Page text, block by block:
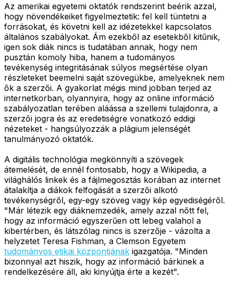
Az amerikai egyetemi oktatók rendszerint beérik azzal,
hogy növendékeiket figyelmeztetik: fel kell tüntetni a
forrásokat, és követni kell az idézetekkel kapcsolatos
általános szabályokat. Ám ezekből az esetekből kitűnik,
igen sok diák nincs is tudatában annak, hogy nem
pusztán komoly hiba, hanem a tudományos
tevékenység integritásának súlyos megsértése olyan
részleteket beemelni saját szövegükbe, amelyeknek nem
ők a szerzői. A gyakorlat mégis mind jobban terjed az
internetkorban, olyannyira, hogy az online információ
szabályozatlan terében aláássa a szellemi tulajdonra, a
szerzői jogra és az eredetiségre vonatkozó eddigi
nézeteket - hangsúlyozzák a plágium jelenségét
tanulmányozó oktatók.
A digitális technológia megkönnyíti a szövegek
átemelését, de ennél fontosabb, hogy a Wikipedia, a
világhálós linkek és a fájlmegosztás korában az internet
átalakítja a diákok felfogását a szerzői alkotó
tevékenységről, egy-egy szöveg vagy kép egyediségéről.
"Már létezik egy diáknemzedék, amely azzal nőtt fel,
hogy az információ egyszerűen ott lebeg valahol a
kibertérben, és látszólag nincs is szerzője - vázolta a
helyzetet Teresa Fishman, a Clemson Egyetem
tudományos etikai központjának igazgatója. "Minden
bizonnyal azt hiszik, hogy az információ bárkinek a
rendelkezésére áll, aki kinyújtja érte a kezét".